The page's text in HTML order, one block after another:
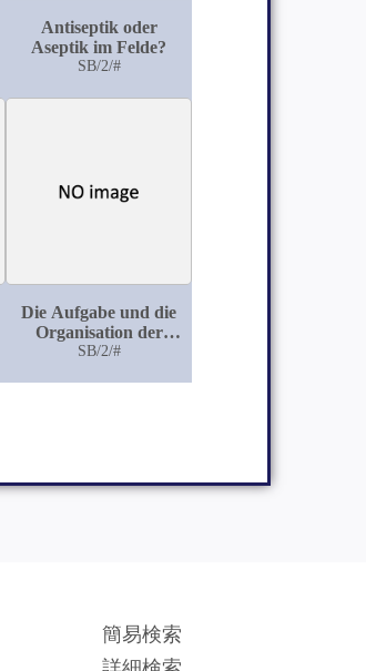
Antiseptik oder
Aseptik im Felde?
SB/2/#
Die Aufgabe und die
Organisation der
Freiwilligen
SB/2/#
簡易検索